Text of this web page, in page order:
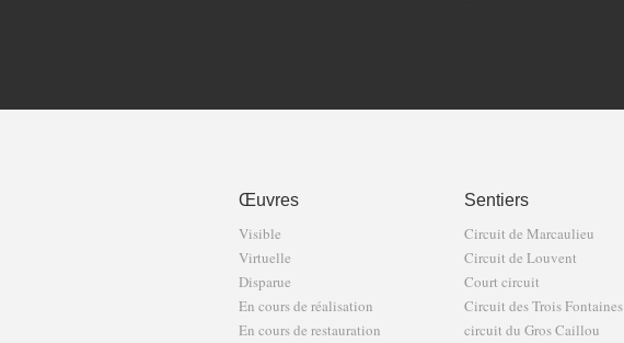
Œuvres
Visible
Virtuelle
Disparue
En cours de réalisation
En cours de restauration
Sentiers
Circuit de Marcaulieu
Circuit de Louvent
Court circuit
Circuit des Trois Fontaines
circuit du Gros Caillou